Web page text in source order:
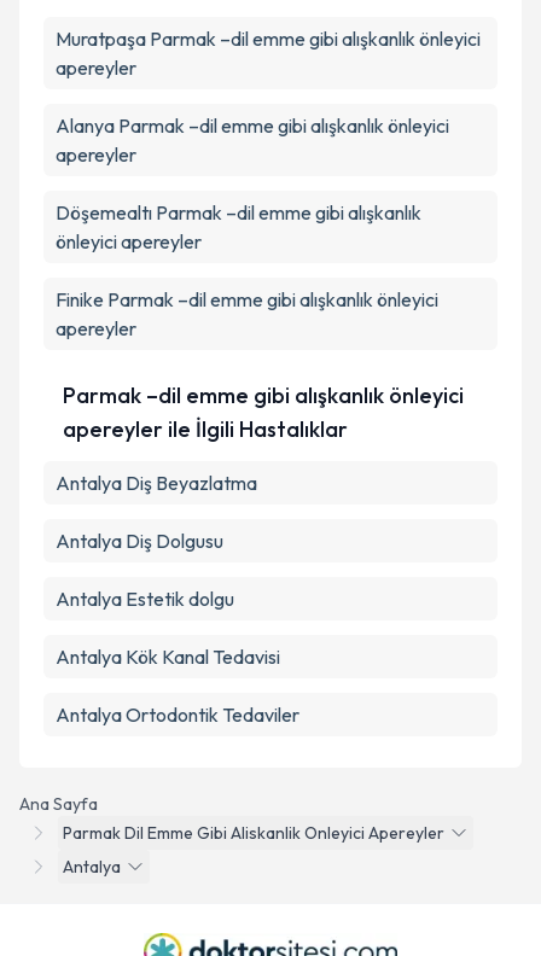
Metni'ni okudum ve kişisel verilerimin belirtilen
kapsamda işlenmesini kabul ediyorum.
Takvim Talebini Gönder
Ana Sayfa
Parmak Dil Emme Gibi Aliskanlik Onleyici Apereyler
Antalya
Muratpaşa Parmak –dil emme gibi alışkanlık önleyici
apereyler
Alanya Parmak –dil emme gibi alışkanlık önleyici
apereyler
Döşemealtı Parmak –dil emme gibi alışkanlık
önleyici apereyler
Finike Parmak –dil emme gibi alışkanlık önleyici
apereyler
Parmak –dil emme gibi alışkanlık önleyici
apereyler ile İlgili Hastalıklar
Antalya Diş Beyazlatma
Antalya Diş Dolgusu
Antalya Estetik dolgu
Antalya Kök Kanal Tedavisi
Antalya Ortodontik Tedaviler